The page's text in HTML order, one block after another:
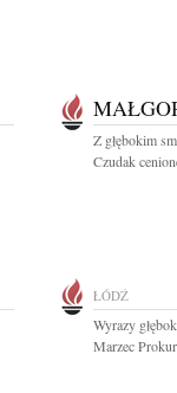
Z głębokim
Czudak
ŁÓDŹ
Wyrazy
Marzec